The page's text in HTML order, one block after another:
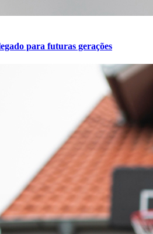
para futuras gerações